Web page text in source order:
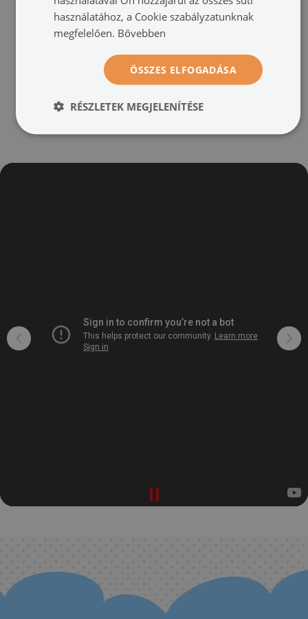
méret -tól: 60x40 cm
24 900 HUF 24 900 HUF
használatához, a Cookie szabályzatunknak
megfelelően. Bővebben
ÖSSZES ELFOGADÁSA
RÉSZLETEK MEGJELENÍTÉSE